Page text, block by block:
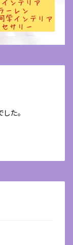
た。